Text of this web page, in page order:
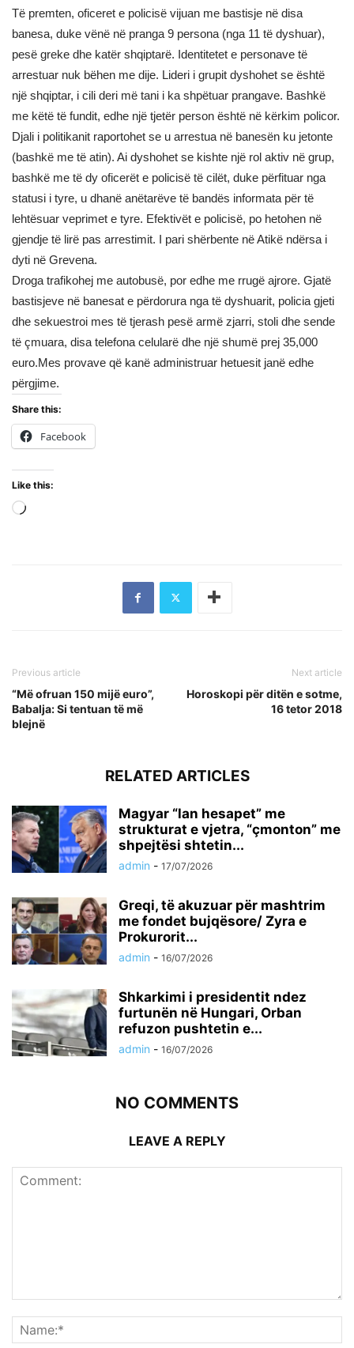
Të premten, oficeret e policisë vijuan me bastisje në disa
banesa, duke vënë në pranga 9 persona (nga 11 të dyshuar),
pesë greke dhe katër shqiptarë. Identitetet e personave të
arrestuar nuk bëhen me dije. Lideri i grupit dyshohet se është
një shqiptar, i cili deri më tani i ka shpëtuar prangave. Bashkë
me këtë të fundit, edhe një tjetër person është në kërkim policor.
Djali i politikanit raportohet se u arrestua në banesën ku jetonte
(bashkë me të atin). Ai dyshohet se kishte një rol aktiv në grup,
bashkë me të dy oficerët e policisë të cilët, duke përfituar nga
statusi i tyre, u dhanë anëtarëve të bandës informata për të
lehtësuar veprimet e tyre. Efektivët e policisë, po hetohen në
gjendje të lirë pas arrestimit. I pari shërbente në Atikë ndërsa i
dyti në Grevena.
Droga trafikohej me autobusë, por edhe me rrugë ajrore. Gjatë
bastisjeve në banesat e përdorura nga të dyshuarit, policia gjeti
dhe sekuestroi mes të tjerash pesë armë zjarri, stoli dhe sende
të çmuara, disa telefona celularë dhe një shumë prej 35,000
euro.Mes provave që kanë administruar hetuesit janë edhe
përgjime.
Share this:
Facebook
Like this:
Previous article
“Më ofruan 150 mijë euro”,
Babalja: Si tentuan të më
blejnë
Next article
Horoskopi për ditën e sotme,
16 tetor 2018
RELATED ARTICLES
Magyar “lan hesapet” me
strukturat e vjetra, “çmonton” me
shpejtësi shtetin...
admin - 17/07/2026
Greqi, të akuzuar për mashtrim
me fondet bujqësore/ Zyra e
Prokurorit...
admin - 16/07/2026
Shkarkimi i presidentit ndez
furtunën në Hungari, Orban
refuzon pushtetin e...
admin - 16/07/2026
NO COMMENTS
LEAVE A REPLY